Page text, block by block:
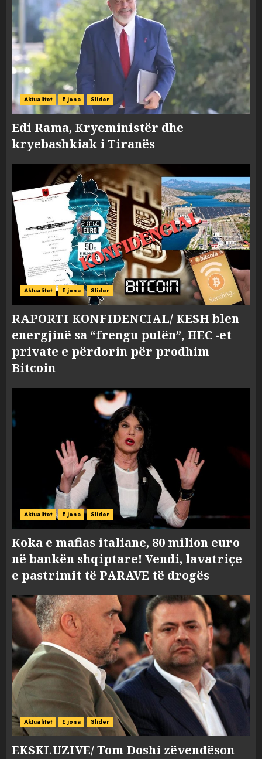
Aktualitet E jona Slider
Edi Rama, Kryeministër dhe
kryebashkiak i Tiranës
Aktualitet E jona Slider
RAPORTI KONFIDENCIAL/ KESH blen
energjinë sa “frengu pulën”, HEC -et
private e përdorin për prodhim
Bitcoin
Aktualitet E jona Slider
Koka e mafias italiane, 80 milion euro
në bankën shqiptare! Vendi, lavatriçe
e pastrimit të PARAVE të drogës
Aktualitet E jona Slider
EKSKLUZIVE/ Tom Doshi zëvendëson